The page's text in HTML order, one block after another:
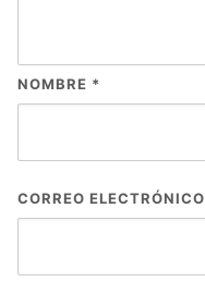
NOMBRE *
CORREO ELECTRÓNICO